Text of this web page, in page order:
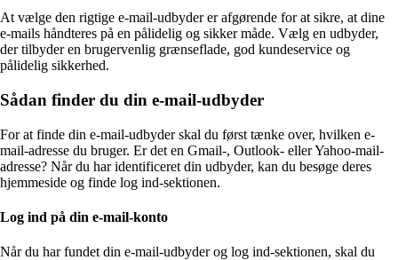
At vælge den rigtige e-mail-udbyder er afgørende for at sikre, at dine
e-mails håndteres på en pålidelig og sikker måde. Vælg en udbyder,
der tilbyder en brugervenlig grænseflade, god kundeservice og
pålidelig sikkerhed.
Sådan finder du din e-mail-udbyder
For at finde din e-mail-udbyder skal du først tænke over, hvilken e-
mail-adresse du bruger. Er det en Gmail-, Outlook- eller Yahoo-mail-
adresse? Når du har identificeret din udbyder, kan du besøge deres
hjemmeside og finde log ind-sektionen.
Log ind på din e-mail-konto
Når du har fundet din e-mail-udbyder og log ind-sektionen, skal du